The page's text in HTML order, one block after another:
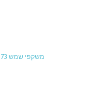
משקפי שמש VOGUE VO5392S W65673